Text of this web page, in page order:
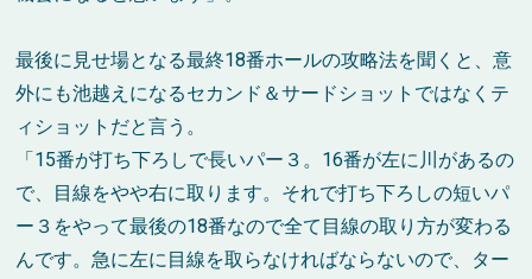
最後に見せ場となる最終18番ホールの攻略法を聞くと、意
外にも池越えになるセカンド＆サードショットではなくテ
ィショットだと言う。
「15番が打ち下ろしで長いパー３。16番が左に川があるの
で、目線をやや右に取ります。それで打ち下ろしの短いパ
ー３をやって最後の18番なので全て目線の取り方が変わる
んです。急に左に目線を取らなければならないので、ター